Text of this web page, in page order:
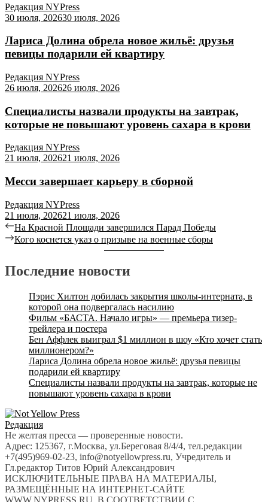
Редакция NYPress
30 июля, 202630 июля, 2026
Лариса Долина обрела новое жильё: друзья
певицы подарили ей квартиру
Редакция NYPress
26 июля, 202626 июля, 2026
Специалисты назвали продукты на завтрак,
которые не повышают уровень сахара в крови
Редакция NYPress
21 июля, 202621 июля, 2026
Месси завершает карьеру в сборной
Редакция NYPress
21 июля, 202621 июля, 2026
Навигация
по
Previous
post:
На Красной Площади завершился Парад Победы
Next
Кого коснется указ о призыве на военные сборы
Последние новости
Пэрис Хилтон добилась закрытия школы-интерната, в
которой она подвергалась насилию
Фильм «БАСТА. Начало игры» — премьера тизер-
трейлера и постера
Бен Аффлек выиграл $1 миллион в шоу «Кто хочет стать
миллионером?»
Лариса Долина обрела новое жильё: друзья певицы
подарили ей квартиру
Специалисты назвали продукты на завтрак, которые не
повышают уровень сахара в крови
Редакция
Не желтая пресса — проверенные новости.
Адрес: 125367, г.Москва, ул.Береговая 8/4/4, тел.редакции
+7(495)969-02-23, info@notyellowpress.ru, Учредитель и
Гл.редактор Титов Юрий Александрович
ИСКЛЮЧИТЕЛЬНЫЕ ПРАВА НА МАТЕРИАЛЫ,
РАЗМЕЩЁННЫЕ НА ИНТЕРНЕТ-САЙТЕ
WWW.NYPRESS.RU, В СООТВЕТСТВИИ С